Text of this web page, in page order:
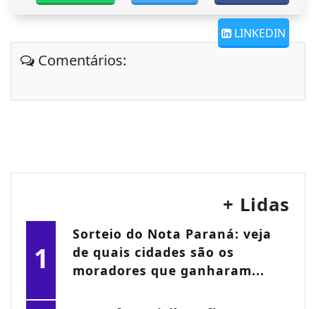
LINKEDIN
Comentários:
+ Lidas
1
Sorteio do Nota Paraná: veja
de quais cidades são os
moradores que ganharam...